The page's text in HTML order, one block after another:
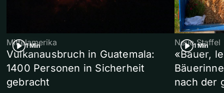
1 Min
Mittelamerika
Vulkanausbruch in Guatemala:
1400 Personen in Sicherheit
gebracht
1 Min
Neue Staffel
«Bauer,
nach der